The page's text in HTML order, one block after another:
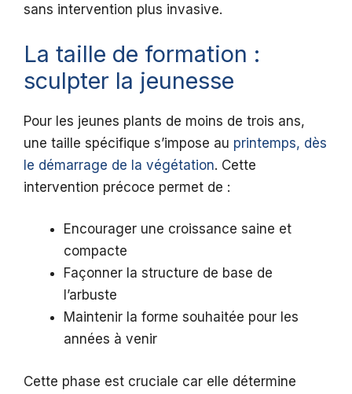
sans intervention plus invasive.
La taille de formation :
sculpter la jeunesse
Pour les jeunes plants de moins de trois ans,
une taille spécifique s’impose au printemps, dès
le démarrage de la végétation. Cette
intervention précoce permet de :
Encourager une croissance saine et
compacte
Façonner la structure de base de
l’arbuste
Maintenir la forme souhaitée pour les
années à venir
Cette phase est cruciale car elle détermine